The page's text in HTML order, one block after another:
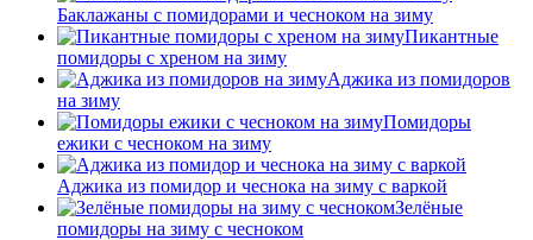
Баклажаны с помидорами и чесноком на зиму
Пикантные
помидоры с хреном на зиму
Аджика из помидоров
на зиму
Помидоры
ежики с чесноком на зиму
Аджика из помидор и чеснока на зиму с варкой
Зелёные
помидоры на зиму с чесноком